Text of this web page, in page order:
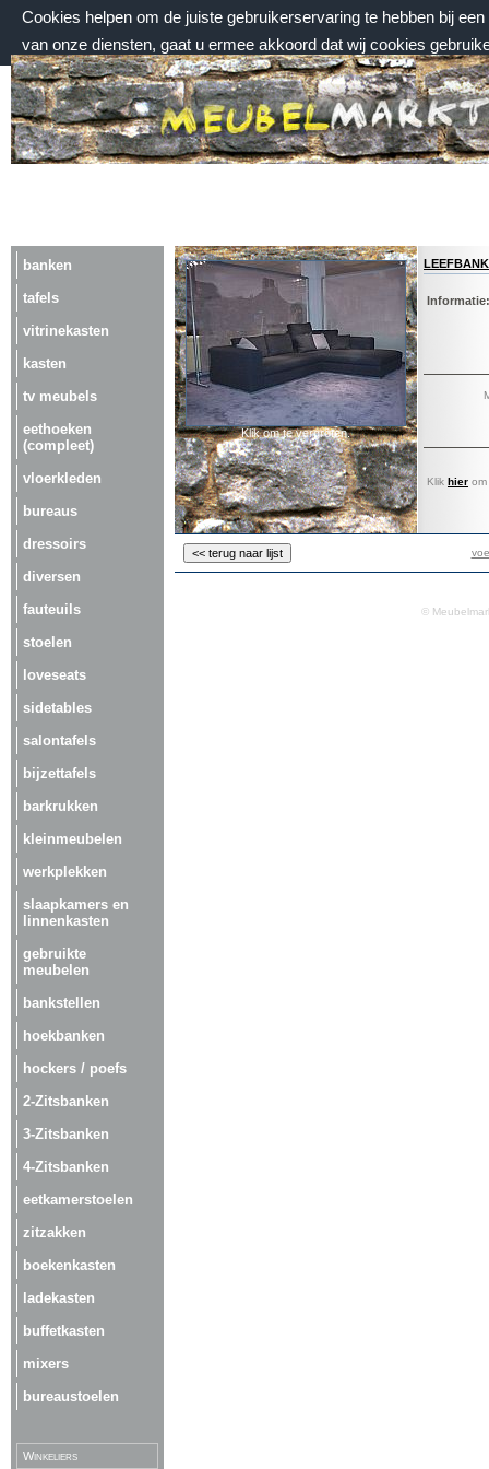
Cookies helpen om de juiste gebruikerservaring te hebben bij
van onze diensten, gaat u ermee akkoord dat wij cookies
vrijdag 7 augustus 2026, 16:14 uur
Welkom bij Meubelmarktplein.nl
banken
tafels
vitrinekasten
kasten
tv meubels
eethoeken
(compleet)
vloerkleden
bureaus
dressoirs
diversen
fauteuils
stoelen
loveseats
sidetables
salontafels
bijzettafels
barkrukken
kleinmeubelen
werkplekken
slaapkamers en
linnenkasten
gebruikte
meubelen
bankstellen
hoekbanken
hockers / poefs
2-Zitsbanken
3-Zitsbanken
4-Zitsbanken
eetkamerstoelen
zitzakken
boekenkasten
ladekasten
buffetkasten
mixers
bureaustoelen
Winkeliers
Klik om te vergroten.
Informatie:
Klik hier
©